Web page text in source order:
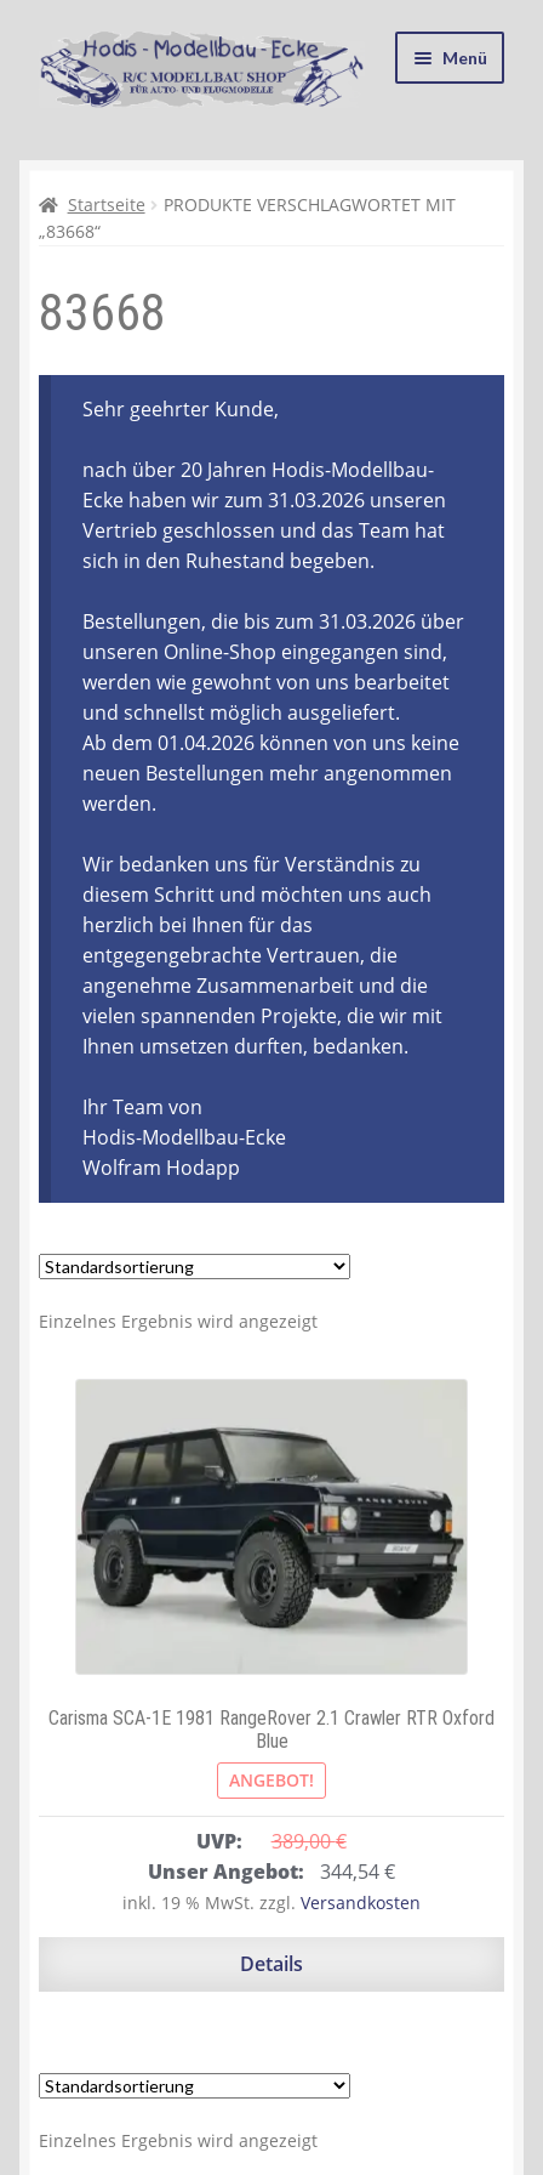
Zur
Navigation
springen
Zum
Inhalt
springen
Menü
Kasse
Recycling, Entsorgung und Umwelt
Shop
Warenkorb
Ablauf einer Bestellung
Zahlungsarten
Lieferzeit & Verfügbarkeit
Gutschein
Batterien- und Akku Verordnung
Elektro- und Elektronikgeräte Verordnung
Öle- und Schmierstoff Verordnung
Vereine & Foren
Kontakt
Startseite
PRODUKTE VERSCHLAGWORTET MIT
„83668“
83668
Sehr geehrter Kunde,
nach über 20 Jahren Hodis-Modellbau-
Ecke haben wir zum 31.03.2026 unseren
Vertrieb geschlossen und das Team hat
sich in den Ruhestand begeben.
Bestellungen, die bis zum 31.03.2026 über
unseren Online-Shop eingegangen sind,
werden wie gewohnt von uns bearbeitet
und schnellst möglich ausgeliefert.
Ab dem 01.04.2026 können von uns keine
neuen Bestellungen mehr angenommen
werden.
Wir bedanken uns für Verständnis zu
diesem Schritt und möchten uns auch
herzlich bei Ihnen für das
entgegengebrachte Vertrauen, die
angenehme Zusammenarbeit und die
vielen spannenden Projekte, die wir mit
Ihnen umsetzen durften, bedanken.
Ihr Team von
Hodis-Modellbau-Ecke
Wolfram Hodapp
Einzelnes Ergebnis wird angezeigt
Carisma SCA-1E 1981 RangeRover 2.1 Crawler RTR Oxford
Blue
ANGEBOT!
UVP: 389,00 €
Ursprünglicher
Preis
war:
Unser Angebot: 344,54€Aktueller
Preis
ist:
inkl. 19 % MwSt. zzgl. Versandkosten
Details
Einzelnes Ergebnis wird angezeigt